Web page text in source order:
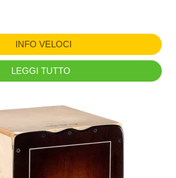
INFO VELOCI
LEGGI TUTTO